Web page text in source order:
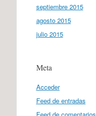
septiembre 2015
agosto 2015
julio 2015
Meta
Acceder
Feed de entradas
Feed de comentarios